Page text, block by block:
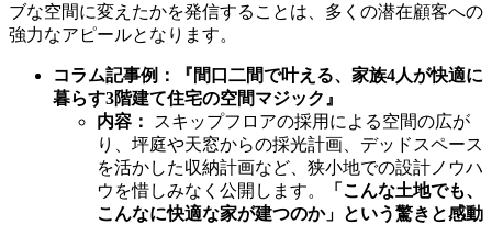
ブな空間に変えたかを発信することは、多くの潜在顧客への
強力なアピールとなります。
コラム記事例：『間口二間で叶える、家族4人が快適に
暮らす3階建て住宅の空間マジック』
内容：
スキップフロアの採用による空間の広が
り、坪庭や天窓からの採光計画、デッドスペース
を活かした収納計画など、狭小地での設計ノウハ
ウを惜しみなく公開します。
「こんな土地でも、
こんなに快適な家が建つのか」という驚きと感動